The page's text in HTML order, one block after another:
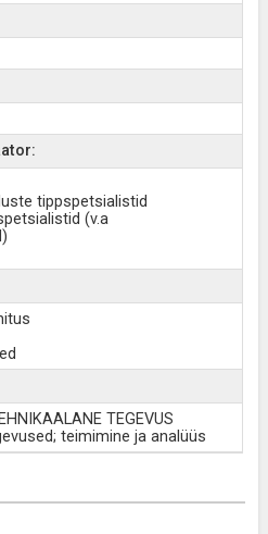
tippspetsialistid
(v.a
TEGEVUS
teimimine ja analüüs